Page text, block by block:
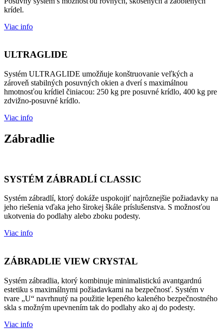
krídel.
Viac info
ULTRAGLIDE
Systém ULTRAGLIDE umožňuje konštruovanie veľkých a
zároveň stabilných posuvných okien a dverí s maximálnou
hmotnosťou krídiel činiacou: 250 kg pre posuvné krídlo, 400 kg pre
zdvižno-posuvné krídlo.
Viac info
Zábradlie
SYSTÉM ZÁBRADLÍ CLASSIC
Systém zábradlí, ktorý dokáže uspokojiť najrôznejšie požiadavky na
jeho riešenia vďaka jeho širokej škále príslušenstva. S možnosťou
ukotvenia do podlahy alebo zboku podesty.
Viac info
ZÁBRADLIE VIEW CRYSTAL
Systém zábradlia, ktorý kombinuje minimalistickú avantgardnú
estetiku s maximálnymi požiadavkami na bezpečnosť. Systém v
tvare „U“ navrhnutý na použitie lepeného kaleného bezpečnostného
skla s možným upevnením tak do podlahy ako aj do podesty.
Viac info